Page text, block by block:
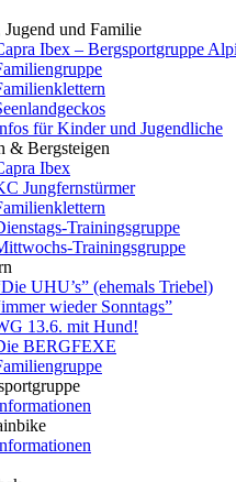
und Familie
Ibex – Bergsportgruppe
für Kinder und Jugendliche
& Bergsteigen
Ibex
Jungfernstürmer
Trainingsgruppe
Trainingsgruppe
UHU’s” (ehemals Triebel)
wieder Sonntags”
13.6. mit Hund!
BERGFEXE